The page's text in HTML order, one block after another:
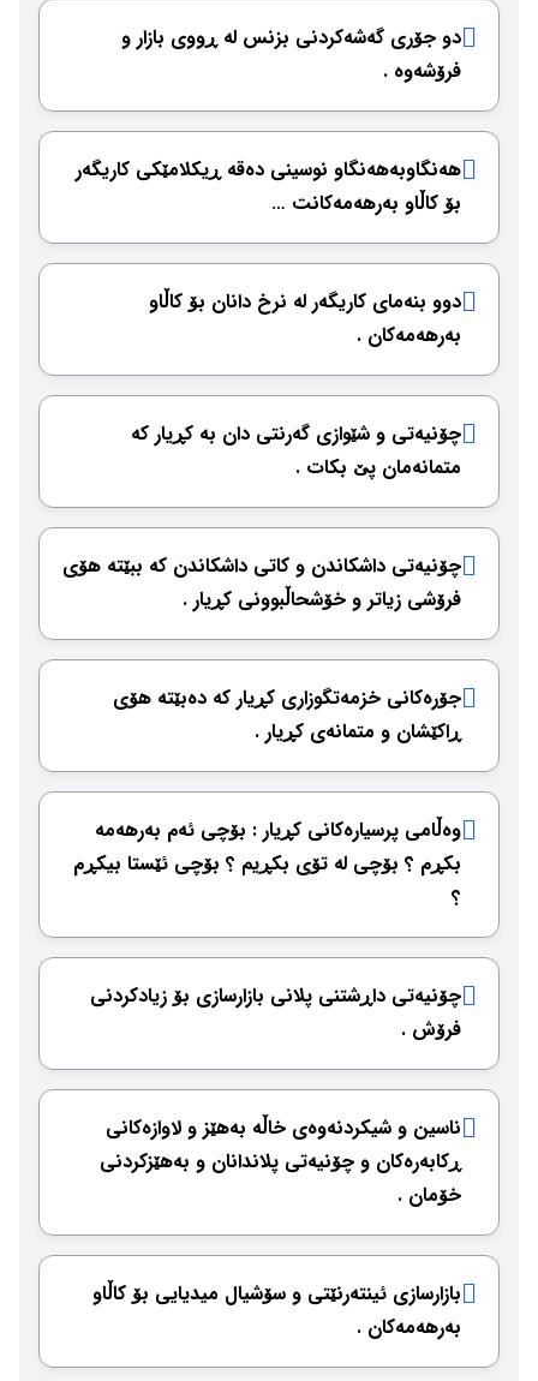
دو جۆری گەشەكردنی بزنس لە ڕووی بازار و
فرۆشەوە .
هەنگاوبەهەنگاو نوسینی دەقە ڕیكلامێكی كاریگەر
بۆ كاڵاو بەرهەمەكانت …
دوو بنەمای كاریگەر لە نرخ دانان بۆ كاڵاو
بەرهەمەكان .
چۆنیەتی و شێوازی گەرنتی دان بە كڕیار كە
متمانەمان پێ بكات .
چۆنیەتی داشكاندن و كاتی داشكاندن كە ببێتە هۆی
فرۆشی زیاتر و خۆشحاڵبوونی كڕیار .
جۆرەكانی خزمەتگوزاری كڕیار كە دەبێتە هۆی
ڕاكێشان و متمانەی كڕیار .
وەڵامی پرسیارەكانی كڕیار : بۆچی ئەم بەرهەمە
بكڕم ؟ بۆچی لە تۆی بكڕیم ؟ بۆچی ئێستا بیكڕم
؟
چۆنیەتی داڕشتنی پلانی بازارسازی بۆ زیادكردنی
فرۆش .
ناسین و شیكردنەوەی خاڵە بەهێز و لاوازەكانی
ڕكابەرەكان و چۆنیەتی پلاندانان و بەهێزكردنی
خۆمان .
بازارسازی ئینتەرنێتی و سۆشیال میدیایی بۆ كاڵاو
بەرهەمەكان .